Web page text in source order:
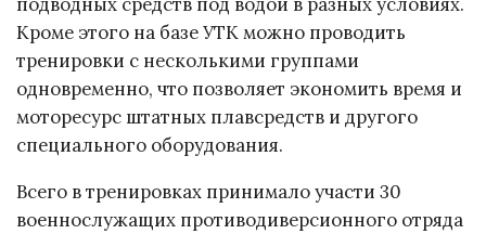
Кроме этого на базе УТК можно проводить
тренировки с несколькими группами
одновременно, что позволяет экономить время и
моторесурс штатных плавсредств и другого
специального оборудования.
Всего в тренировках принимало участи 30
военнослужащих противодиверсионного отряда